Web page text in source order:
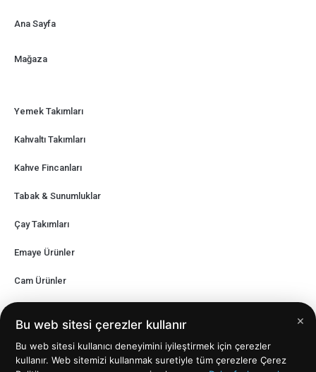
×
Bu web sitesi çerezler kullanır
Bu web sitesi kullanıcı deneyimini iyileştirmek için çerezler
kullanır. Web sitemizi kullanmak suretiyle tüm çerezlere Çerez
Ana Sayfa
Mağaza
Yemek Takımları
Kahvaltı Takımları
Kahve Fincanları
Tabak & Sunumluklar
Çay Takımları
Emaye Ürünler
Cam Ürünler